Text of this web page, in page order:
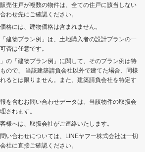
売住戸が複数の物件は、全ての住戸に該当しない
わせ先にご確認ください。
格には、建物価格は含まれません。
建物プラン例」は、土地購入者の設計プランの一
否は任意です。
の「建物プラン例」に関して、そのプラン例は特
ので、 当該建築請負会社以外で建てた場合、同様
るとは限りません。また、建築請負会社を特定す
を含むお問い合わせデータは、当該物件の取扱会
されます。
様へは、取扱会社がご連絡いたします。
い合わせについては、LINEヤフー株式会社は一切
社に直接ご確認ください。